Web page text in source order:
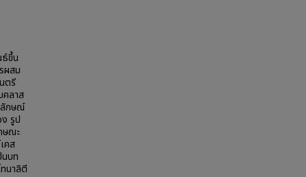
ขึ้น
ผสม
ตรี
คลาส
ลักษณ์
รูป
ษณะ
คส
บท
นาลิตี